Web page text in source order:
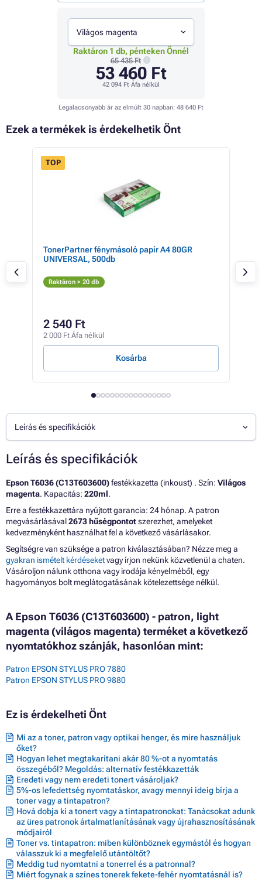
Világos magenta
Raktáron 1 db, pénteken Önnél
65 435 Ft
53 460 Ft
42 094 Ft Áfa nélkül
Legalacsonyabb ár az elmúlt 30 napban: 48 640 Ft
Ezek a termékek is érdekelhetik Önt
TOP
TonerPartner fénymásoló papír A4 80GR
UNIVERSAL, 500db
Raktáron > 20 db
2 540 Ft
2 000 Ft Áfa nélkül
Kosárba
Leírás és specifikációk
Leírás és specifikációk
Epson T6036 (C13T603600)festékkazetta (inkoust) . Szín: Világos
magenta. Kapacitás: 220ml.
Erre a festékkazettára nyújtott garancia: 24 hónap. A patron
megvásárlásával2673 hűségpontotszerezhet, amelyeket
kedvezményként használhat fel a következő vásárlásakor.
Segítségre van szüksége a patron kiválasztásában? Nézze meg a
gyakran ismételt kérdéseketvagy írjon nekünk közvetlenül a chaten.
Vásároljon nálunk otthona vagy irodája kényelméből, egy
hagyományos bolt meglátogatásának kötelezettsége nélkül.
A Epson T6036 (C13T603600) - patron, light
magenta (világos magenta) terméket a következő
nyomtatókhoz szánják, hasonlóan mint:
Patron EPSON STYLUS PRO 7880
Patron EPSON STYLUS PRO 9880
Ez is érdekelheti Önt
Mi az a toner, patron vagy optikai henger, és mire használjuk
őket?
Hogyan lehet megtakarítani akár 80 %-ot a nyomtatás
összegéből? Megoldás: alternatív festékkazetták
Eredeti vagy nem eredeti tonert vásároljak?
5%-os lefedettség nyomtatáskor, avagy mennyi ideig bírja a
toner vagy a tintapatron?
Hová dobja ki a tonert vagy a tintapatronokat: Tanácsokat adunk
az üres patronok ártalmatlanításának vagy újrahasznosításának
módjairól
Toner vs. tintapatron: miben különböznek egymástól és hogyan
válasszuk ki a megfelelő utántöltőt?
Meddig tud nyomtatni a tonerrel és a patronnal?
Miért fogynak a színes tonerek fekete-fehér nyomtatásnál is?